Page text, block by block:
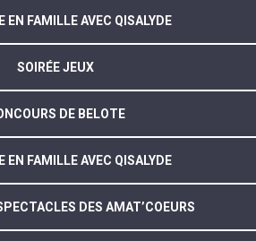
EN FAMILLE AVEC QISALYDE
SOIRÉE JEUX
DE BELOTE
EN FAMILLE AVEC QISALYDE
DES AMAT’COEURS